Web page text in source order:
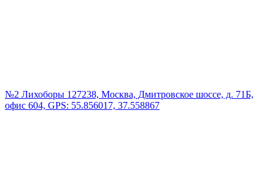
№2 Лихоборы 127238, Москва, Дмитровское шоссе, д. 71Б,
офис 604, GPS: 55.856017, 37.558867